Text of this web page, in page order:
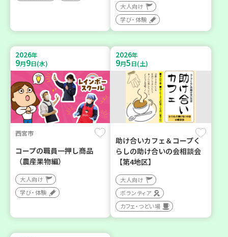
大人向け
学び・体験
2026年
9月9日(水)
西宮市
コープの職員一押し商品
（農産果物編）
大人向け
学び・体験
2026年
9月5日(土)
助け合いカフェ＆コープく
らしの助け合いの会相談会
【第4地区】
大人向け
ボランティア
カフェ・つどい場